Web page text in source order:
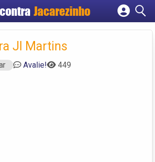
Jacarezinho
Cadastrar empresa
Criar conta
Jl Martins
Avalie! 449